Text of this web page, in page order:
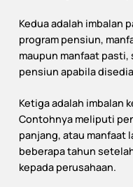
Kedua adalah imbalan
program pensiun,
maupun manfaat
pensiun apabila
Ketiga adalah imbalan
Contohnya meliputi
panjang, atau manfaat
beberapa tahun
kepada perusahaan.